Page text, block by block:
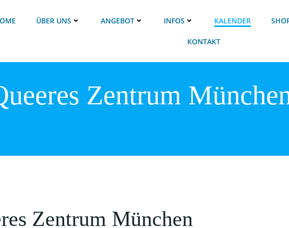
ÜBER UNS ANGEBOT INFOS KALENDER
KONTAKT
Zentrum
Zentrum München